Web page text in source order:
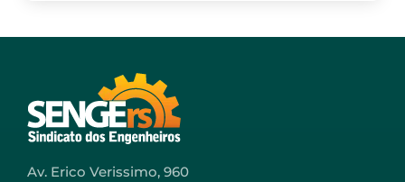
Av. Erico Verissimo, 960